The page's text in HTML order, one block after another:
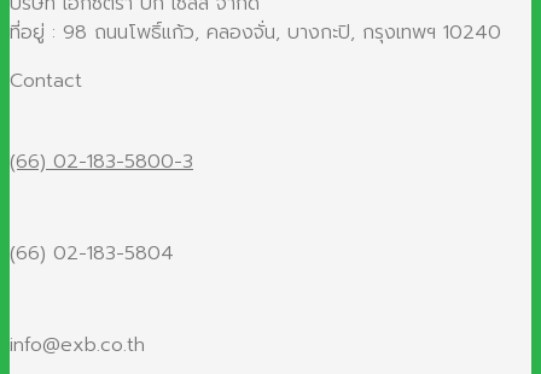
ที่อยู่ : 98 ถนนโพธิ์แก้ว, คลองจั่น, บางกะปิ, กรุงเทพฯ 10240
Contact
(66) 02-183-5800-3
(66) 02-183-5804
info@exb.co.th